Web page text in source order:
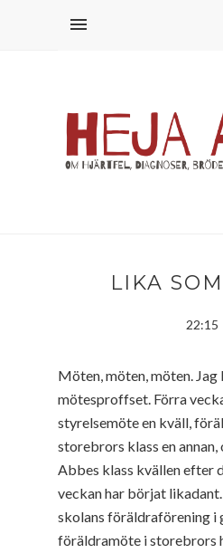
LIKA
22:15
Möten, möten, möten.
mötesproffset. Förra
styrelsemöte en kväll,
storebrors klass en annan,
Abbes klass kvällen efter
veckan har börjat
skolans föräldraförening i
föräldramöte i storebrors